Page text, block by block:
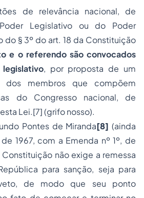
de relevância nacional, de
Legislativo ou do Poder
do § 3º do art. 18 da Constituição
e o referendo são convocados
, por proposta de um
dos membros que compõem
do Congresso nacional, de
Lei.[7] (grifo nosso).
Pontes de Miranda[8] (ainda
1967, com a Emenda nº 1º, de
Constituição não exige a remessa
para sanção, seja para
de modo que seu ponto